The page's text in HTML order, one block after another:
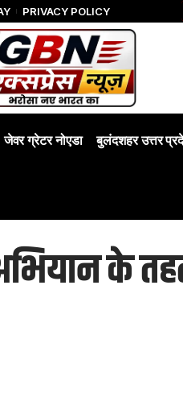
PRIVACY POLICY
जेवर ग्रेटर नोएडा बुलंदशहर उत्तर
के